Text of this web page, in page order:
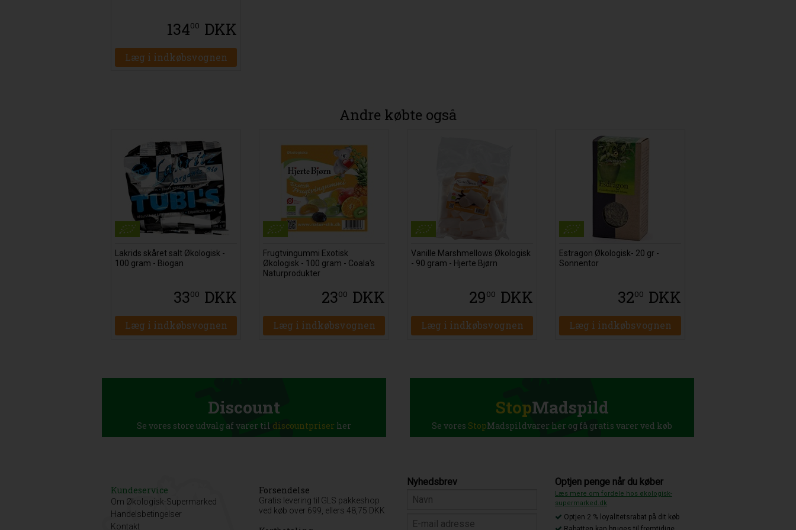
13400 DKK
Læg i indkøbsvognen
Andre købte også
Lakrids skåret salt Økologisk -
100 gram - Biogan
3300 DKK
Læg i indkøbsvognen
Frugtvingummi Exotisk
Økologisk - 100 gram - Coala's
Naturprodukter
2300 DKK
Læg i indkøbsvognen
Vanille Marshmellows Økologisk
- 90 gram - Hjerte Bjørn
2900 DKK
Læg i indkøbsvognen
Estragon Økologisk- 20 gr -
Sonnentor
3200 DKK
Læg i indkøbsvognen
Discount
Se vores store udvalg af varer til discountpriser her
StopMadspild
Se vores StopMadspildvarer her og få gratis varer ved køb
Kundeservice
Om Økologisk-Supermarked
Handelsbetingelser
Kontakt
Forsendelse
Gratis levering til GLS pakkeshop
ved køb over 699, ellers 48,75 DKK
Nyhedsbrev Optjen penge når du køber
Læs mere om fordele hos økologisk-
supermarked.dk
Optjen 2 % loyalitetsrabat på dit køb